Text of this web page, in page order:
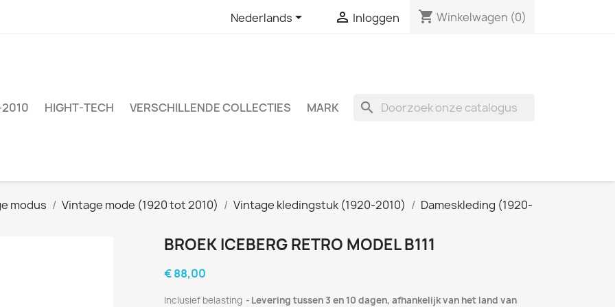
Nederlands  Inloggen shopping_cart Winkelwagen (0)
HIGHT-TECH VERSCHILLENDE COLLECTIES MARK search
modus Vintage mode (1920 tot 2010) Vintage kledingstuk (1920-2010) Dameskleding (1920-
BROEK ICEBERG RETRO MODEL B111
€ 88,00
Inclusief belasting
Levering tussen 3 en 10 dagen, afhankelijk van het land van